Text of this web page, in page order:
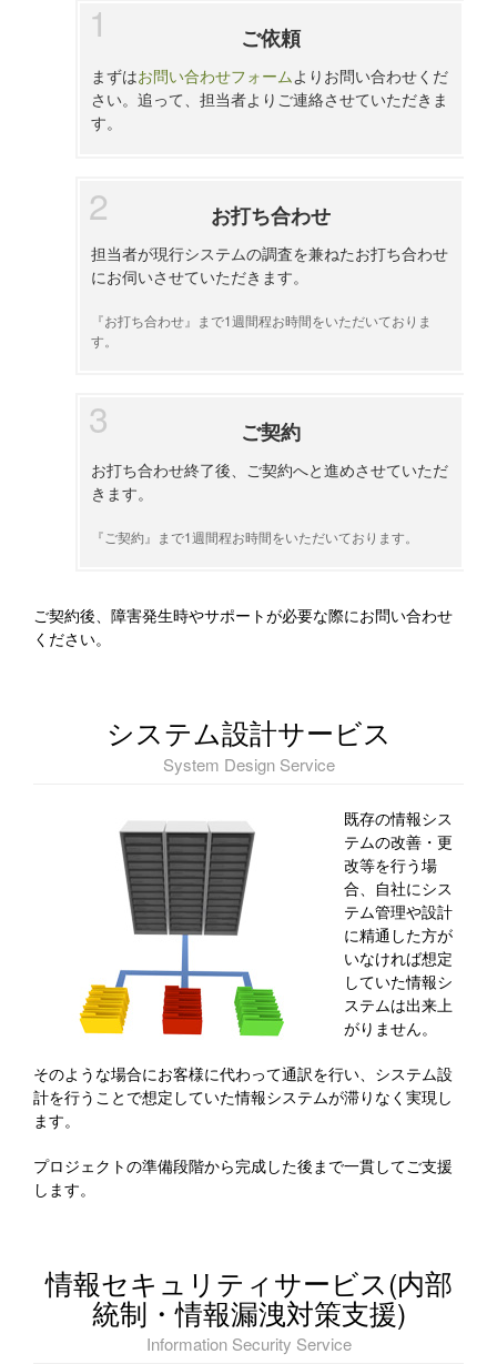
ご依頼
まずはお問い合わせフォームよりお問い合わせくだ
さい。追って、担当者よりご連絡させていただきま
す。
お打ち合わせ
担当者が現行システムの調査を兼ねたお打ち合わせ
にお伺いさせていただきます。
『お打ち合わせ』まで1週間程お時間をいただいておりま
す。
ご契約
お打ち合わせ終了後、ご契約へと進めさせていただ
きます。
『ご契約』まで1週間程お時間をいただいております。
ご契約後、障害発生時やサポートが必要な際にお問い合わせ
ください。
システム設計サービス
System Design Service
既存の情報シス
テムの改善・更
改等を行う場
合、自社にシス
テム管理や設計
に精通した方が
いなければ想定
していた情報シ
ステムは出来上
がりません。
そのような場合にお客様に代わって通訳を行い、システム設
計を行うことで想定していた情報システムが滞りなく実現し
ます。
プロジェクトの準備段階から完成した後まで一貫してご支援
します。
情報セキュリティサービス(内部
統制・情報漏洩対策支援)
Information Security Service